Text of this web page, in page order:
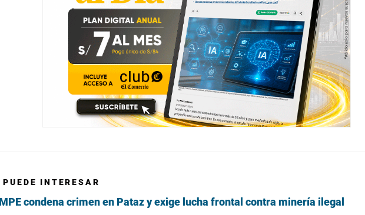
PUEDE INTERESAR
condena crimen en Pataz y exige lucha frontal contra minería ilegal